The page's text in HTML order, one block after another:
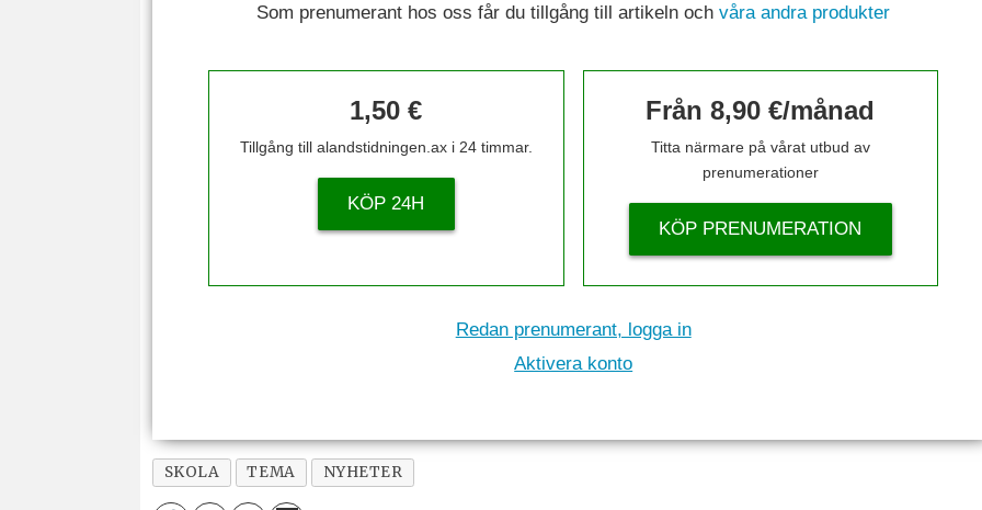
Som prenumerant hos oss får du tillgång till artikeln ochvåra andra produkter
1,50 €
Tillgång till alandstidningen.ax i 24 timmar.
KÖP 24H
Från 8,90 €/månad
Titta närmare på vårat utbud av
prenumerationer
KÖP PRENUMERATION
Redan prenumerant, logga in
Aktivera konto
SKOLA TEMA NYHETER